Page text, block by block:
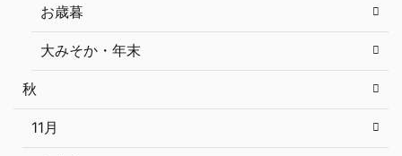
お歳暮
大みそか・年末
秋
11月